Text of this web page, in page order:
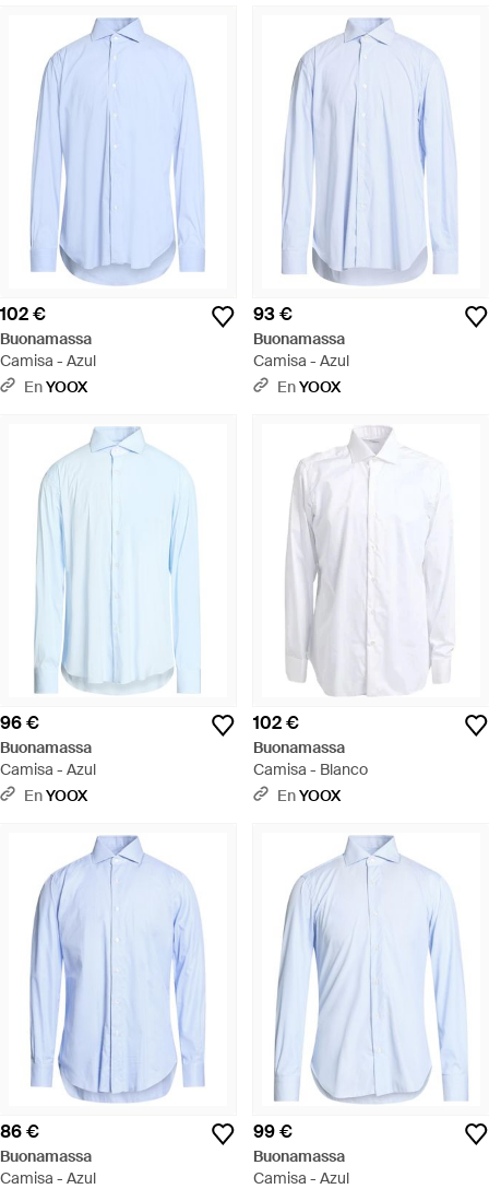
102 €
Buonamassa
Camisa - Azul
EnYOOX
93 €
Buonamassa
Camisa - Azul
EnYOOX
96 €
Buonamassa
Camisa - Azul
EnYOOX
102 €
Buonamassa
Camisa - Blanco
EnYOOX
86 €
Buonamassa
Camisa - Azul
99 €
Buonamassa
Camisa - Azul